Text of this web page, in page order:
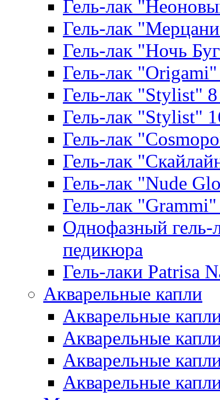
Гель-лак
Гель-лак
Гель-лак "Ночь
Гель-лак
Гель-лак "Stylist"
Гель-лак "Stylist"
Гель-лак
Гель-лак
Гель-лак "Nude
Гель-лак
Однофазный
педикюра
Гель-лаки Patrisa
Акварельные капли
Акварельные
Акварельные
Акварельные
Акварельные